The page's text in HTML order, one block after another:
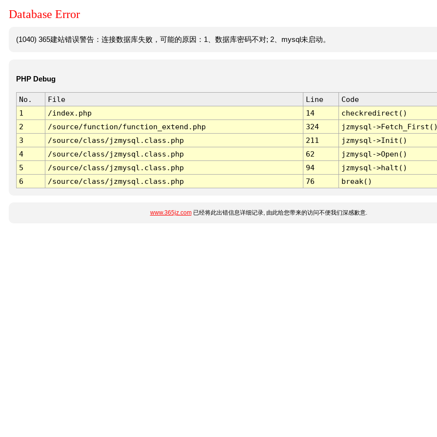
Database Error
(1040) 365建站错误警告：连接数据库失败，可能的原因：1、数据库密码不对; 2、mysql未启动。
PHP Debug
No. File Line
Code
1
/index.php 14
checkredirect()
2
/source/function/function_extend.php 324
jzmysql-
3
/source/class/jzmysql.class.php 211
jzmysql->Init()
4
/source/class/jzmysql.class.php 62
jzmysql->Open()
5
/source/class/jzmysql.class.php 94
jzmysql->halt()
6
/source/class/jzmysql.class.php 76 break()
www.365jz.com已经将此出错信息详细记录, 由此给您带来的访问不便我们深感歉意.